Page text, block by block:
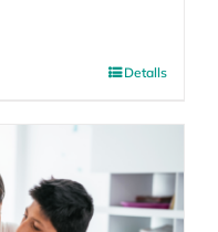
Detalls